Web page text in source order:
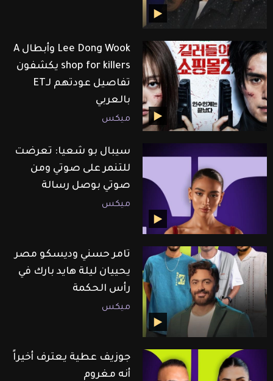
Lee Dong Wook وأبطال A
shop for killers يكشفون
تفاصيل عودتهم لـET
بالعربي
ميكس
سيبال بو شعيا: تعرضت
للتنمر على صوتي ومن
صوتي بوصل رسالة
ميكس
تامر حسني وديسكو مصر
يحييان ليلة هايد بارك في
رأس الحكمة
ميكس
جوزيف عطية يعترف أخيراً
أنه مغروم